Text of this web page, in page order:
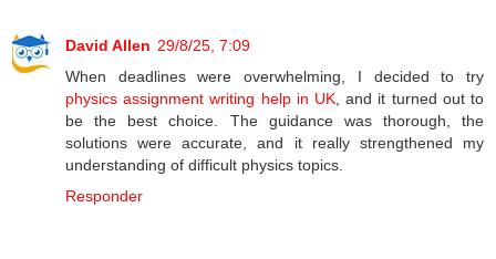
David Allen 29/8/25, 7:09
When deadlines were overwhelming, I decided to try
physics assignment writing help in UK, and it turned out to
be the best choice. The guidance was thorough, the
solutions were accurate, and it really strengthened my
understanding of difficult physics topics.
Responder